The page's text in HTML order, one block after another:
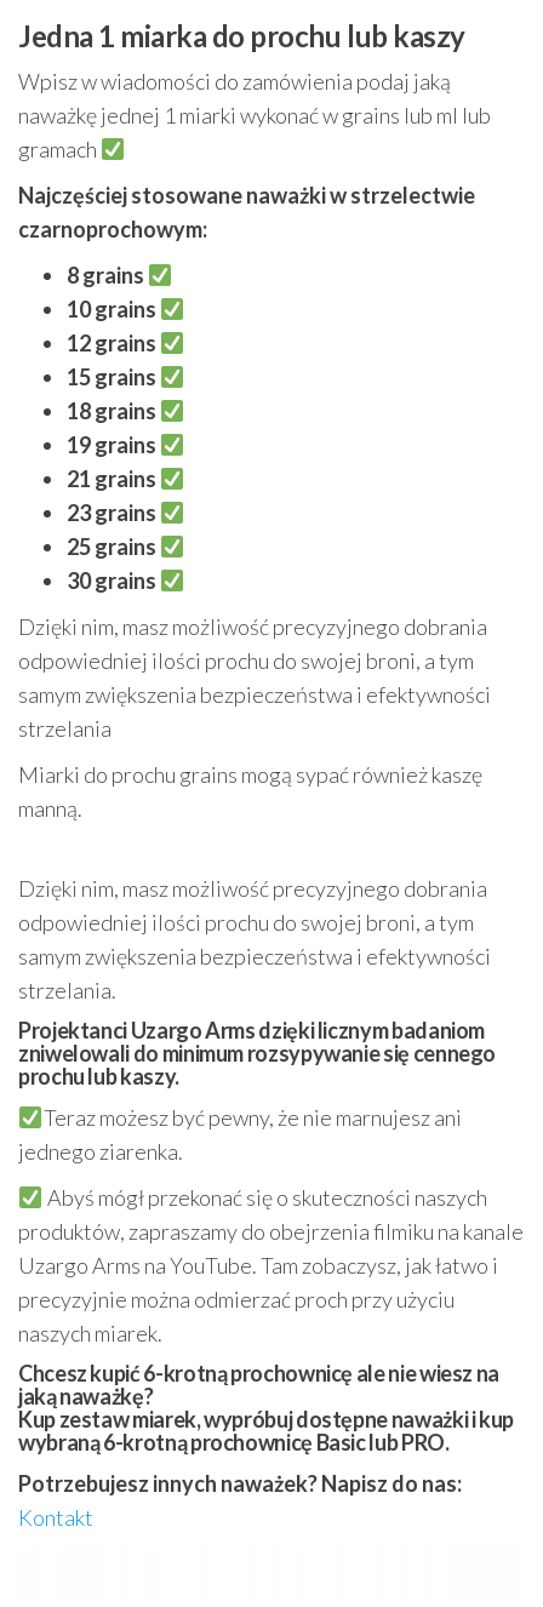
grains
Jedna 1 miarka do prochu lub kaszy
Wpisz w wiadomości do zamówienia podaj jaką
naważkę jednej 1 miarki wykonać w grains lub ml lub
gramach
Najczęściej stosowane naważki w strzelectwie
czarnoprochowym:
8 grains
10 grains
12 grains
15 grains
18 grains
19 grains
21 grains
23 grains
25 grains
30 grains
Dzięki nim, masz możliwość precyzyjnego dobrania
odpowiedniej ilości prochu do swojej broni, a tym
samym zwiększenia bezpieczeństwa i efektywności
strzelania
Miarki do prochu grains mogą sypać również kaszę
manną.
Dzięki nim, masz możliwość precyzyjnego dobrania
odpowiedniej ilości prochu do swojej broni, a tym
samym zwiększenia bezpieczeństwa i efektywności
strzelania.
Projektanci Uzargo Arms dzięki licznym badaniom
zniwelowali do minimum rozsypywanie się cennego
prochu lub kaszy.
Teraz możesz być pewny, że nie marnujesz ani
jednego ziarenka.
Abyś mógł przekonać się o skuteczności naszych
produktów, zapraszamy do obejrzenia filmiku na kanale
Uzargo Arms na YouTube. Tam zobaczysz, jak łatwo i
precyzyjnie można odmierzać proch przy użyciu
naszych miarek.
Chcesz kupić 6-krotną prochownicę ale nie wiesz na
jaką naważkę?
Kup zestaw miarek, wypróbuj dostępne naważki i kup
wybraną 6-krotną prochownicę Basic lub PRO.
Potrzebujesz innych naważek? Napisz do nas:
Kontakt